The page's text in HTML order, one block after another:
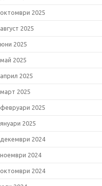
октомври 2025
август 2025
юни 2025
май 2025
април 2025
март 2025
февруари 2025
януари 2025
декември 2024
ноември 2024
октомври 2024